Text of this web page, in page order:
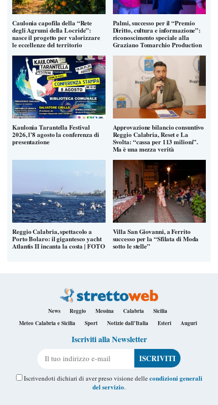
Caulonia capofila della “Rete
degli Agrumi della Locride”:
nasce il progetto per valorizzare
le eccellenze del territorio
Palmi, successo per il “Premio
Diritto, cultura e informazione”:
riconoscimento speciale alla
Graziano Tomarchio Production
Kaulonia Tarantella Festival
2026, l’8 agosto la conferenza di
presentazione
Approvazione bilancio consuntivo
Reggio Calabria, Reset e La
Svolta: “cassa per 113 milioni”.
Ma è una mezza verità
Reggio Calabria, spettacolo a
Porto Bolaro: il gigantesco yacht
Atlantis II incanta la costa | FOTO
Villa San Giovanni, a Ferrito
successo per la “Sfilata di Moda
sotto le stelle”
News Reggio Messina Calabria
Sicilia
Meteo Calabria e Sicilia
Sport Notizie dall’Italia Esteri Auguri
Iscriviti alla Newsletter
Iscrivendoti dichiari di aver preso visione dellecondizioni generali
del servizio.